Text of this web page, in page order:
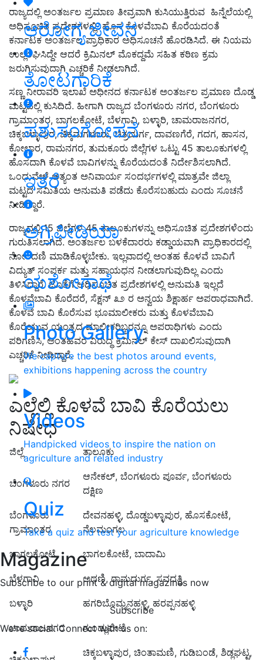
ಆರೋಗ್ಯ ಜೀವನ
ತೋಟಗಾರಿಕೆ
ಪಶುಸಂಗೋಪನೆ
ಇತರೆ
ಅಗ್ರಿಪೀಡಿಯಾ
ಯಶೋಗಾಥೆ
Photo Gallery
We capture the best photos around events,
exhibitions happening across the country
Videos
Handpicked videos to inspire the nation on
agriculture and related industry
Quiz
Take a quiz and test your agriculture knowledge
Magazine
Subscribe to our print & digital magazines now
Subscribe
We're social. Connect with us on:
ರಾಜ್ಯದಲ್ಲಿ ಅಂತರ್ಜಲ ಪ್ರಮಾಣ ತೀವ್ರವಾಗಿ ಕುಸಿಯುತ್ತಿರುವ ಹಿನ್ನೆಲೆಯಲ್ಲಿ
ಅಧಿಸೂಚಿತ ಪ್ರದೇಶಗಳಲ್ಲಿ ಹೊಸ ಕೊಳವೆಬಾವಿ ಕೊರೆಯದಂತೆ
ಕರ್ನಾಟಕ ಅಂತರ್ಜಲ ಪ್ರಾಧಿಕಾರ ಅಧಿಸೂಚನೆ ಹೊರಡಿಸಿದೆ. ಈ ನಿಯಮ
ಉಲ್ಲಂಘಿಸಿದ್ದೇ ಆದರೆ ಕ್ರಿಮಿನಲ್‌ ಮೊಕದ್ದಮೆ ಸಹಿತ ಕಠಿಣ ಕ್ರಮ
ಜರುಗಿಸುವುದಾಗಿ ಎಚ್ಚರಿಕೆ ನೀಡಲಾಗಿದೆ.
ಸಣ್ಣ ನೀರಾವರಿ ಇಲಾಖೆ ಅಧೀನದ ಕರ್ನಾಟಕ ಅಂತರ್ಜಲ ಪ್ರಮಾಣ ದೊಡ್ಡ
ಮಟ್ಟದಲ್ಲಿ ಕುಸಿದಿದೆ. ಹೀಗಾಗಿ ರಾಜ್ಯದ ಬೆಂಗಳೂರು ನಗರ, ಬೆಂಗಳೂರು
ಗ್ರಾಮಾಂತರ, ಬಾಗಲಕೋಟೆ, ಬೆಳಗಾವಿ, ಬಳ್ಳಾರಿ, ಚಾಮರಾಜನಗರ,
ಚಿಕ್ಕಬಳ್ಳಾಪುರ, ಚಿಕ್ಕಮಗಳೂರು, ಚಿತ್ರದುರ್ಗ, ದಾವಣಗೆರೆ, ಗದಗ, ಹಾಸನ,
ಕೋಲಾರ, ರಾಮನಗರ, ತುಮಕೂರು ಜಿಲ್ಲೆಗಳ ಒಟ್ಟು 45 ತಾಲೂಕುಗಳಲ್ಲಿ
ಹೊಸದಾಗಿ ಕೊಳವೆ ಬಾವಿಗಳನ್ನು ಕೊರೆಯದಂತೆ ನಿರ್ದೇಶಿಸಲಾಗಿದೆ.
ಒಂದುವೇಳೆ ಅತ್ಯಂತ ಅನಿವಾರ್ಯ ಸಂದರ್ಭಗಳಲ್ಲಿ ಮಾತ್ರವೇ ಜಿಲ್ಲಾ
ಮಟ್ಟದ ಸಮಿತಿಯ ಅನುಮತಿ ಪಡೆದು ಕೊರೆಸಬಹುದು ಎಂದು ಸೂಚನೆ
ನೀಡಿದ್ದಾರೆ.
ರಾಜ್ಯದಲ್ಲಿ 15 ಜಿಲ್ಲೆಗಳ 45 ತಾಲೂಕುಗಳನ್ನು ಅಧಿಸೂಚಿತ ಪ್ರದೇಶಗಳೆಂದು
ಗುರುತಿಸಲಾಗಿದೆ. ಅಂತರ್ಜಲ ಬಳಕೆದಾರರು ಕಡ್ಡಾಯವಾಗಿ ಪ್ರಾಧಿಕಾರದಲ್ಲಿ
ನೋಂದಣಿ ಮಾಡಿಕೊಳ್ಳಬೇಕು. ಇಲ್ಲವಾದಲ್ಲಿ ಅಂತಹ ಕೊಳವೆ ಬಾವಿಗೆ
ವಿದ್ಯುತ್‌ ಸಂಪರ್ಕ ಮತ್ತು ಸಹಾಯಧನ ನೀಡಲಾಗುವುದಿಲ್ಲ ಎಂದು
ತಿಳಿಸಿದ್ದಾರೆ. ಜೊತೆಗೆ ಅಧಿಸೂಚಿತ ಪ್ರದೇಶಗಳಲ್ಲಿ ಅನುಮತಿ ಇಲ್ಲದೆ
ಕೊಳವೆಬಾವಿ ಕೊರೆದರೆ, ಸೆಕ್ಷನ್‌ ೩೨ ರ ಅನ್ವಯ ಶಿಕ್ಷಾರ್ಹ ಅಪರಾಧವಾಗಿದೆ.
ಕೊಳವೆ ಬಾವಿ ಕೊರೆಸುವ ಭೂಮಾಲೀಕರು ಮತ್ತು ಕೊಳವೆಬಾವಿ
ಕೊರೆಯುವ ಯಂತ್ರದ ಮಾಲೀಕರಿಬ್ಬರನ್ನೂ ಅಪರಾಧಿಗಳು ಎಂದು
ಪರಿಗಣಿಸಿ, ಅಂತಹವರ ವಿರುದ್ಧ ಕ್ರಿಮಿನಲ್‌ ಕೇಸ್‌ ದಾಖಲಿಸುವುದಾಗಿ
ಎಚ್ಚರಿಕೆ ನೀಡಿದ್ದಾರೆ.
ಎಲ್ಲೆಲ್ಲಿ ಕೊಳವೆ ಬಾವಿ ಕೊರೆಯಲು
ನಿಷೇಧ
ಜಿಲ್ಲೆ ತಾಲೂಕು
ಬೆಂಗಳೂರು ನಗರ
ಆನೇಕಲ್‌, ಬೆಂಗಳೂರು ಪೂರ್ವ, ಬೆಂಗಳೂರು
ದಕ್ಷಿಣ
ಬೆಂಗಳೂರು
ಗ್ರಾಮಾಂತರ
ದೇವನಹಳ್ಳಿ, ದೊಡ್ಡಬಳ್ಳಾಪುರ, ಹೊಸಕೋಟೆ,
ನೆಲಮಂಗಲ
ಬಾಗಲಕೋಟೆ ಬಾಗಲಕೋಟೆ, ಬಾದಾಮಿ
ಬೆಳಗಾವಿ ಅಥಣಿ, ರಾಮದುರ್ಗ, ಸವದತ್ತಿ
ಬಳ್ಳಾರಿ ಹಗರಿಬೊಮ್ಮನಹಳ್ಳಿ, ಹರಪ್ಪನಹಳ್ಳಿ
ಚಾಮರಾಜನಗರ ಗುಂಡ್ಲುಪೇಟೆ
ಚಿಕ್ಕಬಳ್ಳಾಪುರ, ಚಿಂತಾಮಣಿ, ಗುಡಿಬಂಡೆ, ಶಿಡ್ಲಘಟ್ಟ,